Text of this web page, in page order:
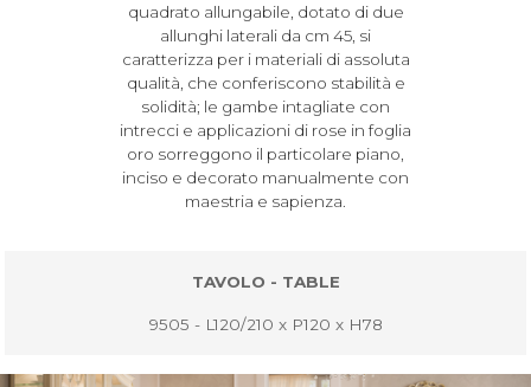
quadrato allungabile, dotato di due
allunghi laterali da cm 45, si
caratterizza per i materiali di assoluta
qualità, che conferiscono stabilità e
solidità; le gambe intagliate con
intrecci e applicazioni di rose in foglia
oro sorreggono il particolare piano,
inciso e decorato manualmente con
maestria e sapienza.
TAVOLO - TABLE
9505 - L120/210 x P120 x H78